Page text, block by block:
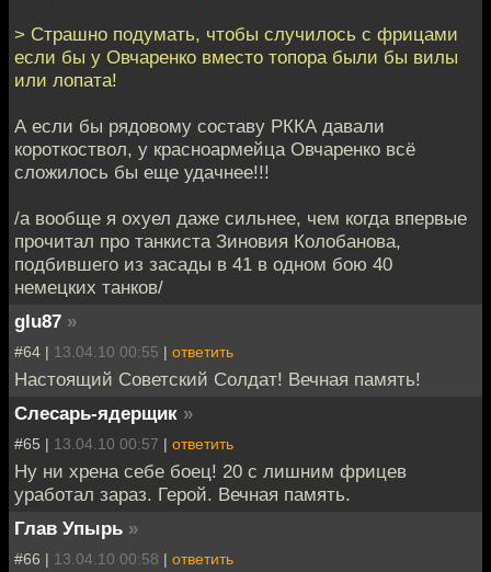
> Страшно подумать, чтобы случилось с фрицами
если бы у Овчаренко вместо топора были бы вилы
или лопата!
А если бы рядовому составу РККА давали
короткоствол, у красноармейца Овчаренко всё
сложилось бы еще удачнее!!!
/а вообще я охуел даже сильнее, чем когда впервые
прочитал про танкиста Зиновия Колобанова,
подбившего из засады в 41 в одном бою 40
немецких танков/
glu87 »
#64 | 13.04.10 00:55 | ответить
Настоящий Советский Солдат! Вечная память!
Слесарь-ядерщик »
#65 | 13.04.10 00:57 | ответить
Ну ни хрена себе боец! 20 с лишним фрицев
уработал зараз. Герой. Вечная память.
Глав Упырь »
#66 | 13.04.10 00:58 | ответить